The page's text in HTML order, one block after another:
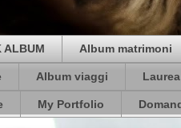
ALBUM Album matrimoni
Album viaggi Laurea
My Portfolio